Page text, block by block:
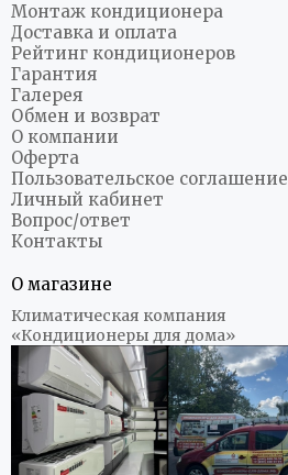
Монтаж кондиционера
Доставка и оплата
Рейтинг кондиционеров
Гарантия
Галерея
Обмен и возврат
О компании
Оферта
Пользовательское соглашение
Личный кабинет
Вопрос/ответ
Контакты
О магазине
Климатическая компания
«Кондиционеры для дома»